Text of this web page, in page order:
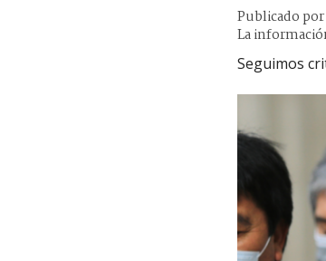
Publicado por
La
Seguimos